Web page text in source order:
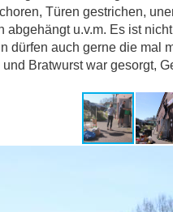
Türen gestrichen,
abgehängt u.v.m. Es ist
dürfen auch gerne die mal
Bratwurst war gesorgt,